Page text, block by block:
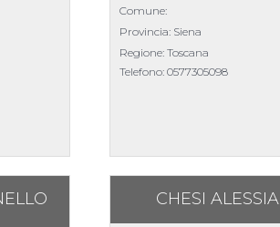
Comune:
Provincia: Siena
Regione: Toscana
Telefono: 0577305098
CHESI ALESSIA